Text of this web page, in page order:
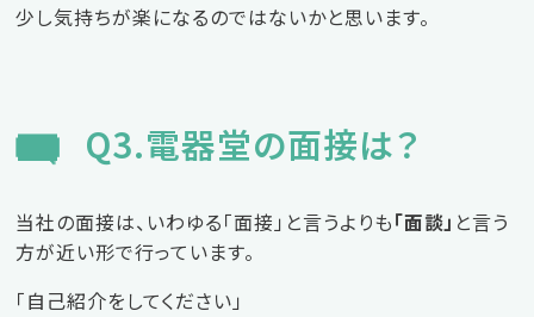
少し気持ちが楽になるのではないかと思います。
Q3.電器堂の面接は？
当社の面接は、いわゆる「面接」と言うよりも「面談」 と言う
方が近い形で行っています。
「自己紹介をしてください」